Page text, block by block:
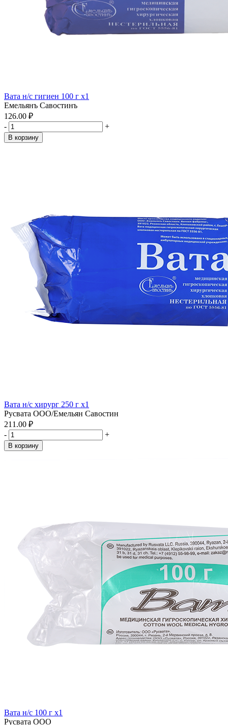
Вата н/с гигиен 100 г x1
Емельянъ Савостинъ
126.00 ₽
-
+
В корзину
Вата н/с хирург 250 г x1
Русвата ООО/Емельян Савостин
211.00 ₽
-
+
В корзину
Вата н/с 100 г x1
Русвата ООО